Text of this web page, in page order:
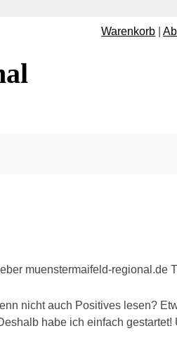
Warenkorb |
nicht auch Positives lesen?
habe ich einfach gestartet!